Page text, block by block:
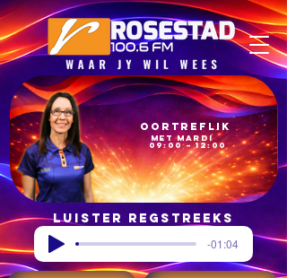
09:00 – 12:00
met Mardi
Oortreflik
Luister regstreeks
-01:04